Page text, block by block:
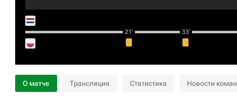
21‎’‎ 33‎’‎
О матче Трансляция Статистика Новости